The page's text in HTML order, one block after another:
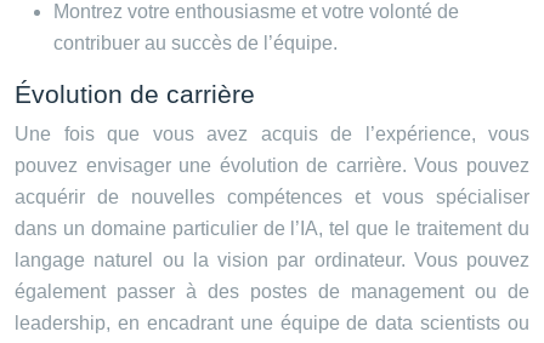
Montrez votre enthousiasme et votre volonté de
contribuer au succès de l’équipe.
Évolution de carrière
Une fois que vous avez acquis de l’expérience, vous
pouvez envisager une évolution de carrière. Vous pouvez
acquérir de nouvelles compétences et vous spécialiser
dans un domaine particulier de l’IA, tel que le traitement du
langage naturel ou la vision par ordinateur. Vous pouvez
également passer à des postes de management ou de
leadership, en encadrant une équipe de data scientists ou